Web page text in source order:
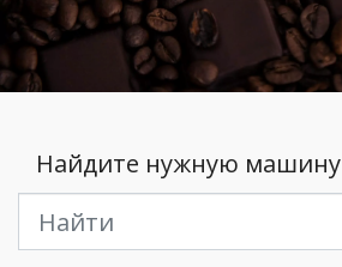
Найдите нужную машину